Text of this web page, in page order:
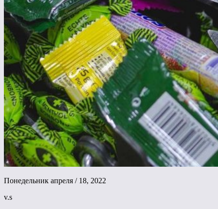
Понедельник апреля / 18, 2022
v.s